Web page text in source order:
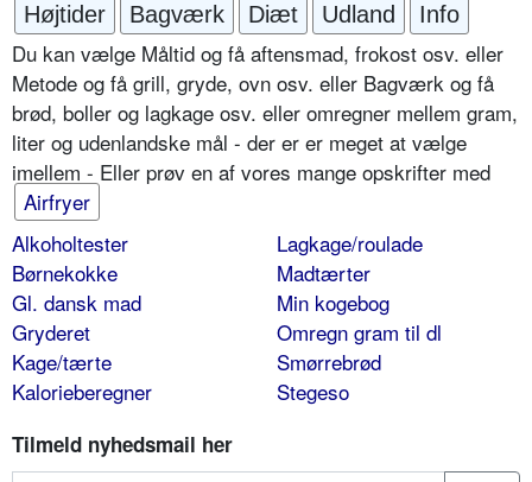
Højtider
Bagværk Diæt Udland Info
Du kan vælge Måltid og få aftensmad, frokost osv. eller
Metode og få grill, gryde, ovn osv. eller Bagværk og få
brød, boller og lagkage osv. eller omregner mellem gram,
liter og udenlandske mål - der er er meget at vælge
imellem - Eller prøv en af vores mange opskrifter med
Airfryer
Alkoholtester
Børnekokke
Gl. dansk mad
Gryderet
Kage/tærte
Kalorieberegner
Lagkage/roulade
Madtærter
Min kogebog
Omregn gram til dl
Smørrebrød
Stegeso
Tilmeld nyhedsmail her